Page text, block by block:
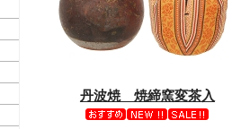
丹波焼 焼締窯変茶入